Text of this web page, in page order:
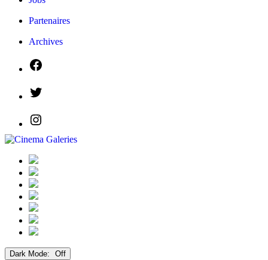
Partenaires
Archives
Dark Mode: